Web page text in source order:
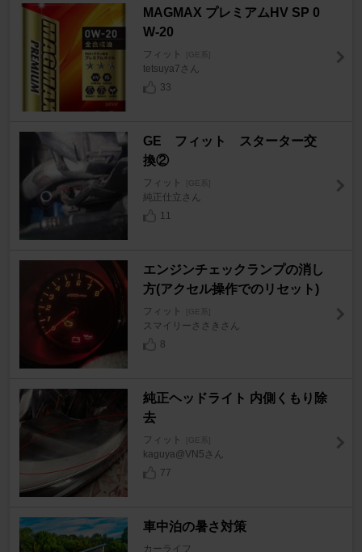
MAGMAX プレミアムHV SP 0
W-20
フィット [GE系]
tetsuya7さん
33
GE フィット スターター交
換②
フィット [GE系]
純正仕立さん
11
エンジンチェックランプの消し
方(アクセル操作でのリセット)
フィット [GE系]
スマイリーささきさん
8
純正ヘッドライト 内側くもり除
去
フィット [GE系]
kaguya@VN5さん
77
車中泊の暑さ対策
カーライフ